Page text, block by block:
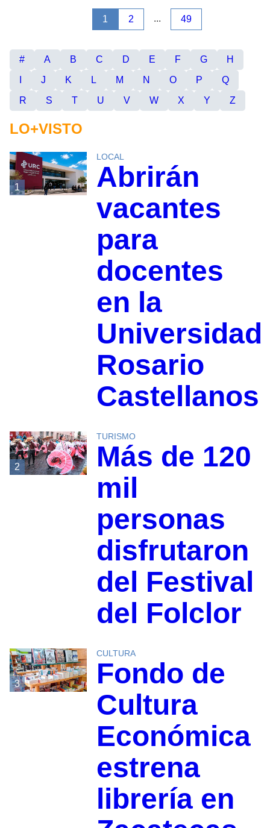
1 2 ... 49
# A B C D E F G
H
J K L M N O P
Q
R
S T U V W X Y Z
LO+VISTO
1
LOCAL
Abrirán
vacantes
para
docentes
en la
Universidad
Rosario
Castellanos
2
TURISMO
Más de 120
mil
personas
disfrutaron
del Festival
del Folclor
3
CULTURA
Fondo de
Cultura
Económica
estrena
librería en